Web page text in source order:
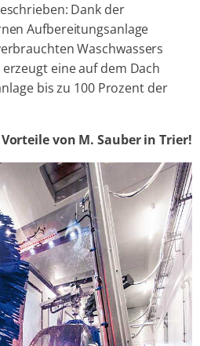
Dank der
Aufbereitungsanlage
Waschwassers
eine auf dem Dach
bis zu 100 Prozent der
von M. Sauber in Trier!